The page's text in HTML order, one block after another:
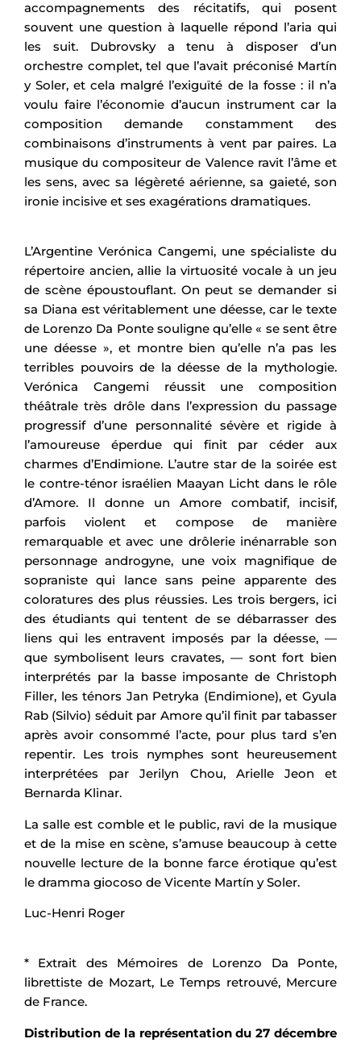
accompagnements des récitatifs, qui posent
souvent une question à laquelle répond l’aria qui
les suit. Dubrovsky a tenu à disposer d’un
orchestre complet, tel que l’avait préconisé Martín
y Soler, et cela malgré l’exiguïté de la fosse : il n’a
voulu faire l’économie d’aucun instrument car la
composition demande constamment des
combinaisons d’instruments à vent par paires. La
musique du compositeur de Valence ravit l’âme et
les sens, avec sa légèreté aérienne, sa gaieté, son
ironie incisive et ses exagérations dramatiques.
L’Argentine Verónica Cangemi, une spécialiste du
répertoire ancien, allie la virtuosité vocale à un jeu
de scène époustouflant. On peut se demander si
sa Diana est véritablement une déesse, car le texte
de Lorenzo Da Ponte souligne qu’elle « se sent être
une déesse », et montre bien qu’elle n’a pas les
terribles pouvoirs de la déesse de la mythologie.
Verónica Cangemi réussit une composition
théâtrale très drôle dans l’expression du passage
progressif d’une personnalité sévère et rigide à
l’amoureuse éperdue qui finit par céder aux
charmes d’Endimione. L’autre star de la soirée est
le contre-ténor israélien Maayan Licht dans le rôle
d’Amore. Il donne un Amore combatif, incisif,
parfois violent et compose de manière
remarquable et avec une drôlerie inénarrable son
personnage androgyne, une voix magnifique de
sopraniste qui lance sans peine apparente des
coloratures des plus réussies. Les trois bergers, ici
des étudiants qui tentent de se débarrasser des
liens qui les entravent imposés par la déesse, —
que symbolisent leurs cravates, — sont fort bien
interprétés par la basse imposante de Christoph
Filler, les ténors Jan Petryka (Endimione), et Gyula
Rab (Silvio) séduit par Amore qu’il finit par tabasser
après avoir consommé l’acte, pour plus tard s’en
repentir. Les trois nymphes sont heureusement
interprétées par Jerilyn Chou, Arielle Jeon et
Bernarda Klinar.
La salle est comble et le public, ravi de la musique
et de la mise en scène, s’amuse beaucoup à cette
nouvelle lecture de la bonne farce érotique qu’est
le dramma giocoso de Vicente Martín y Soler.
Luc-Henri Roger
* Extrait des Mémoires de Lorenzo Da Ponte,
librettiste de Mozart, Le Temps retrouvé, Mercure
de France.
Distribution de la représentation du 27 décembre